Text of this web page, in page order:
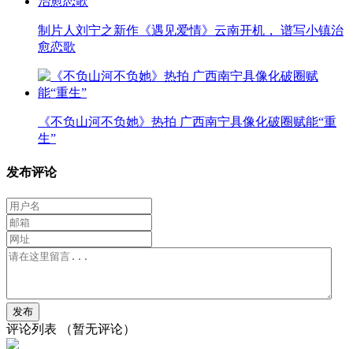
制片人刘宁之新作《遇见爱情》云南开机， 谱写小镇治
愈恋歌
《不负山河不负她》热拍 广西南宁具像化破圈赋能“重
生”
发布评论
评论列表 （暂无评论）